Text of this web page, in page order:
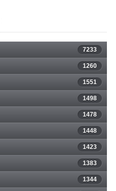
7233
1260
1551
1498
1478
1448
1423
1383
1344